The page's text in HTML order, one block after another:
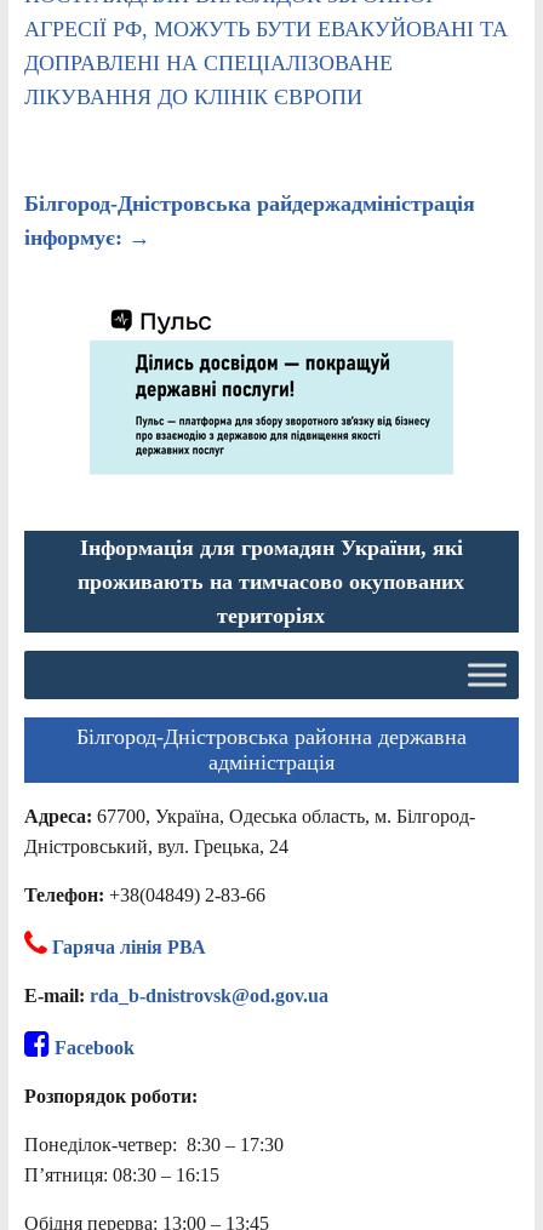
АГРЕСІЇ РФ, МОЖУТЬ БУТИ ЕВАКУЙОВАНІ ТА
ДОПРАВЛЕНІ НА СПЕЦІАЛІЗОВАНЕ
ЛІКУВАННЯ ДО КЛІНІК ЄВРОПИ
Білгород-Дністровська райдержадміністрація
інформує: →
Інформація для громадян України, які
проживають на тимчасово окупованих
територіях
Білгород-Дністровська районна державна
адміністрація
Адреса: 67700, Україна, Одеська область, м. Білгород-
Дністровський, вул. Грецька, 24
Телефон: +38(04849) 2-83-66
Гаряча лінія РВА
E-mail: rda_b-dnistrovsk@od.gov.ua
Facebook
Розпорядок роботи:
Понеділок-четвер: 8:30 – 17:30
П’ятниця: 08:30 – 16:15
Обідня перерва: 13:00 – 13:45